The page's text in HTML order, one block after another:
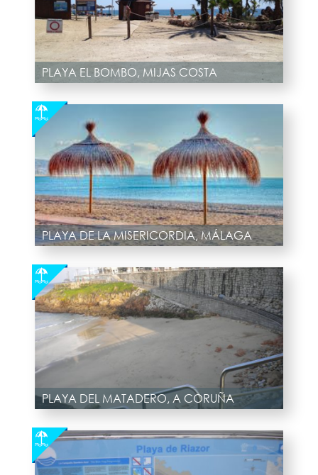
PLAYA EL BOMBO, MIJAS COSTA
PLAYA DE LA MISERICORDIA, MÁLAGA
PLAYA DEL MATADERO, A CORUÑA